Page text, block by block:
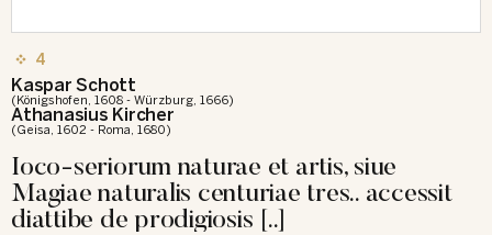
4
Kaspar Schott
(Königshofen, 1608 - Würzburg, 1666)
Athanasius Kircher
(Geisa, 1602 - Roma, 1680)
Ioco-seriorum naturae et artis, siue
Magiae naturalis centuriae tres.. accessit
diattibe de prodigiosis [..]